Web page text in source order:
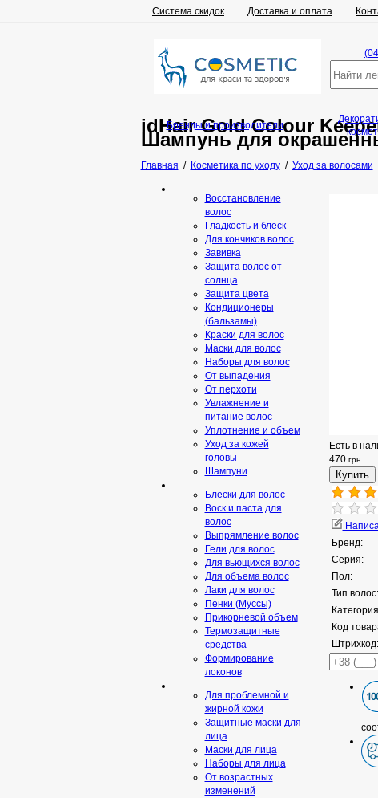
Система скидок Доставка и оплата
idHair Gold Colour
Шампунь для
Главная / Косметика по уходу/ Уход за волосами
Есть в
470 грн
Бренд:
Серия:
Пол:
Тип волос:
Код
Штрихкод:
Бренды и производители
Восстановление
волос
Гладкость и блеск
Для кончиков волос
Завивка
Защита волос от
солнца
Защита цвета
Кондиционеры
(бальзамы)
Краски для волос
Маски для волос
Наборы для волос
От выпадения
От перхоти
Увлажнение и
питание волос
Уплотнение и объем
Уход за кожей
головы
Шампуни
Блески для волос
Воск и паста для
волос
Выпрямление волос
Гели для волос
Для вьющихся волос
Для объема волос
Лаки для волос
Пенки (Муссы)
Прикорневой объем
Термозащитные
средства
Формирование
локонов
Для проблемной и
жирной кожи
Защитные маски для
лица
Маски для лица
Наборы для лица
От возрастных
изменений